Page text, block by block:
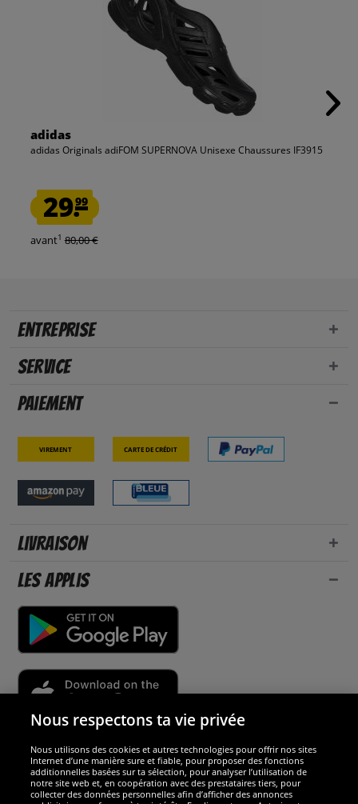
adidas
adidas Originals adiFOM SUPERNOVA Unisexe Chaussures IF3915
29.99
avant1 80,00 €
Entreprise
Service
Paiement
Virement Carte de crédit
Livraison
Les applis
Sécurité
Nous sommes excellents
Nous respectons ta vie privée
Nous utilisons des cookies et autres technologies pour offrir nos sites
Internet d’une manière sure et fiable, pour proposer des fonctions
additionnelles basées sur ta sélection, pour analyser l’utilisation de
notre site web et, en coopération avec des prestataires tiers, pour
collecter des données personnelles afin d’afficher des annonces